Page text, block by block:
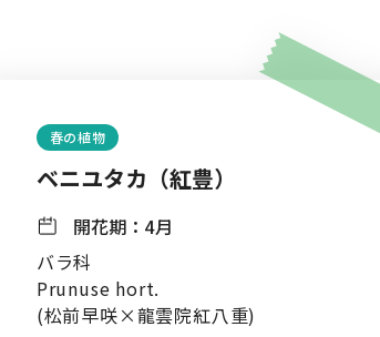
春の植物
ベニユタカ（紅豊）
開花期： 4月
バラ科
Prunuse hort.
(松前早咲×龍雲院紅八重)